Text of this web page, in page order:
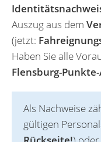
Auszug aus dem
(jetzt:
Haben Sie alle
Flensburg-
Als Nachweise
gültigen